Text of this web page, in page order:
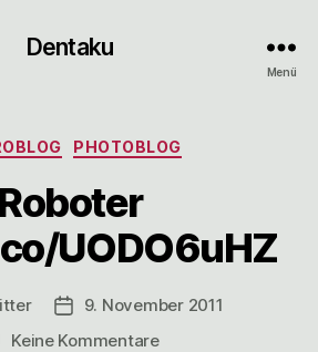
Dentaku
Menü
Kategorien
PHOTOBLOG
Roboter
UODO6uHZ
Veröffentlichungsdatum
9. November 2011
Keine Kommentarezu